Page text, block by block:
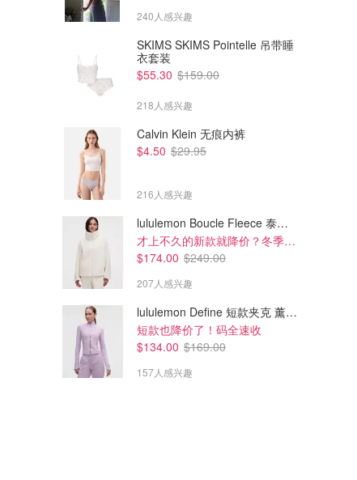
蛇纹皮凉鞋
240人感兴趣
SKIMS SKIMS Pointelle 吊带睡
衣套装
$55.30 $159.00
218人感兴趣
Calvin Klein 无痕内裤
$4.50 $29.95
216人感兴趣
lululemon Boucle Fleece 泰迪外套
才上不久的新款就降价？冬季必备
$174.00 $249.00
207人感兴趣
lululemon Define 短款夹克 薰衣草紫
短款也降价了！码全速收
$134.00 $169.00
157人感兴趣